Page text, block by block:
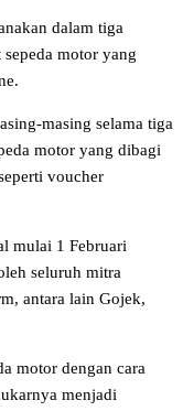
dalam tiga
motor yang
masing selama tiga
motor yang dibagi
voucher
mulai 1 Februari
seluruh mitra
antara lain Gojek,
motor dengan cara
menjadi